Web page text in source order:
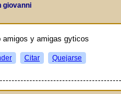
giovanni
amigos y amigas gуticos
Citar Quejarse